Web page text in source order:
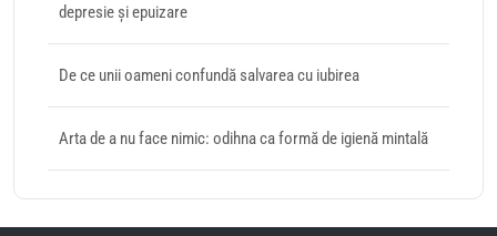
depresie și epuizare
De ce unii oameni confundă salvarea cu iubirea
Arta de a nu face nimic: odihna ca formă de igienă mintală